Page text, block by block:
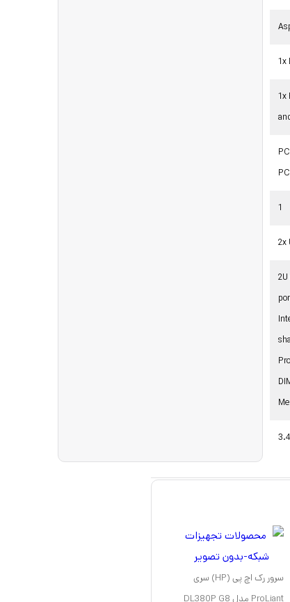
1x
1x
1
2x
سرور رک اچ پی (HP) سری
ProLiant مدل DL380P G8